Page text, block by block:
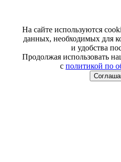
На сайте используются
данных, необходимых для
и удобства
Продолжая использовать
с политикой по